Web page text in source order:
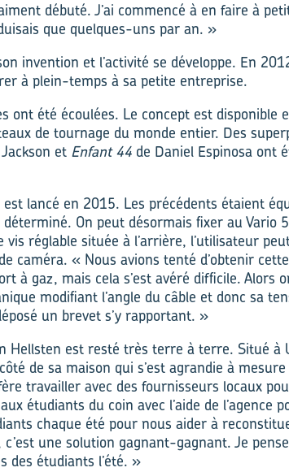
débuté. J’ai commencé à en faire à
que quelques-uns par an. »
invention et l’activité se développe. En
à plein-temps à sa petite entreprise.
ont été écoulées. Le concept est disponible
de tournage du monde entier. Des
et Enfant 44 de Daniel Espinosa ont
est lancé en 2015. Les précédents étaient
On peut désormais fixer au Vario
réglable située à l’arrière, l’utilisateur
caméra. « Nous avions tenté d’obtenir
à gaz, mais cela s’est avéré difficile. Alors
modifiant l’angle du câble et donc sa
un brevet s’y rapportant. »
Hellsten est resté très terre à terre. Situé à
de sa maison qui s’est agrandie à mesure
travailler avec des fournisseurs locaux
étudiants du coin avec l’aide de l’agence
chaque été pour nous aider à
une solution gagnant-gagnant. Je
des étudiants l’été. »